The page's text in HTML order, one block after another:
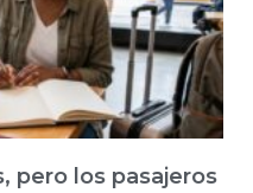
pero los pasajeros